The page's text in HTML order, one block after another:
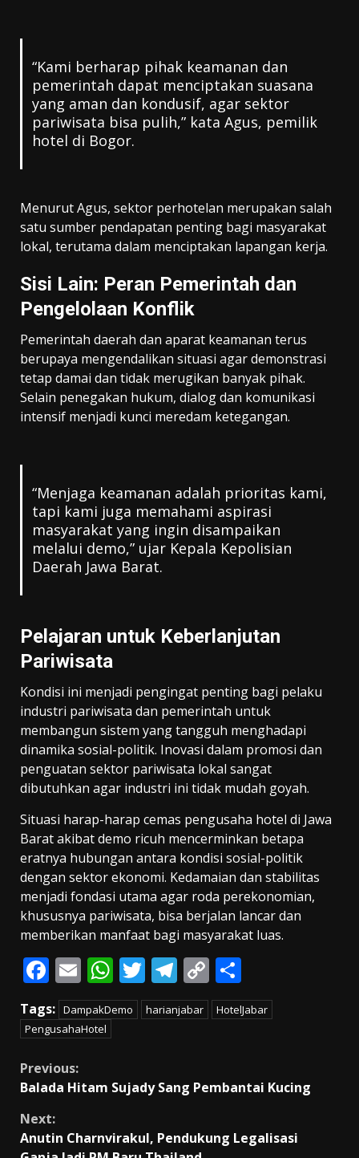
“Kami berharap pihak keamanan dan
pemerintah dapat menciptakan suasana
yang aman dan kondusif, agar sektor
pariwisata bisa pulih,” kata Agus, pemilik
hotel di Bogor.
Menurut Agus, sektor perhotelan merupakan salah
satu sumber pendapatan penting bagi masyarakat
lokal, terutama dalam menciptakan lapangan kerja.
Sisi Lain: Peran Pemerintah dan
Pengelolaan Konflik
Pemerintah daerah dan aparat keamanan terus
berupaya mengendalikan situasi agar demonstrasi
tetap damai dan tidak merugikan banyak pihak.
Selain penegakan hukum, dialog dan komunikasi
intensif menjadi kunci meredam ketegangan.
“Menjaga keamanan adalah prioritas kami,
tapi kami juga memahami aspirasi
masyarakat yang ingin disampaikan
melalui demo,” ujar Kepala Kepolisian
Daerah Jawa Barat.
Pelajaran untuk Keberlanjutan
Pariwisata
Kondisi ini menjadi pengingat penting bagi pelaku
industri pariwisata dan pemerintah untuk
membangun sistem yang tangguh menghadapi
dinamika sosial-politik. Inovasi dalam promosi dan
penguatan sektor pariwisata lokal sangat
dibutuhkan agar industri ini tidak mudah goyah.
Situasi harap-harap cemas pengusaha hotel di Jawa
Barat akibat demo ricuh mencerminkan betapa
eratnya hubungan antara kondisi sosial-politik
dengan sektor ekonomi. Kedamaian dan stabilitas
menjadi fondasi utama agar roda perekonomian,
khususnya pariwisata, bisa berjalan lancar dan
memberikan manfaat bagi masyarakat luas.
F
ac
e
b
o
o
k
E
m
ai
l
W
h
at
p
T
w
itt
T
el
e
m
C
o
p
n
h
ar
Tags: DampakDemo harianjabar
HotelJabar
PengusahaHotel
Continue
Previous:
Balada Hitam Sujady Sang Pembantai Kucing
Next:
Anutin Charnvirakul, Pendukung Legalisasi